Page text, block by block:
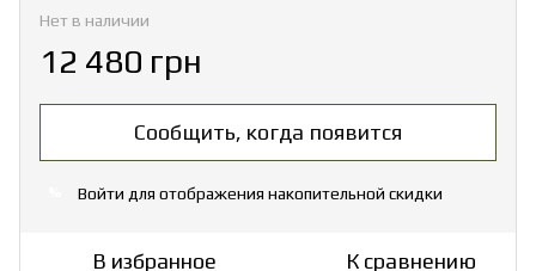
Нет в наличии
12 480 грн
Сообщить, когда появится
Войти для отображения накопительной скидки
В избранное К сравнению